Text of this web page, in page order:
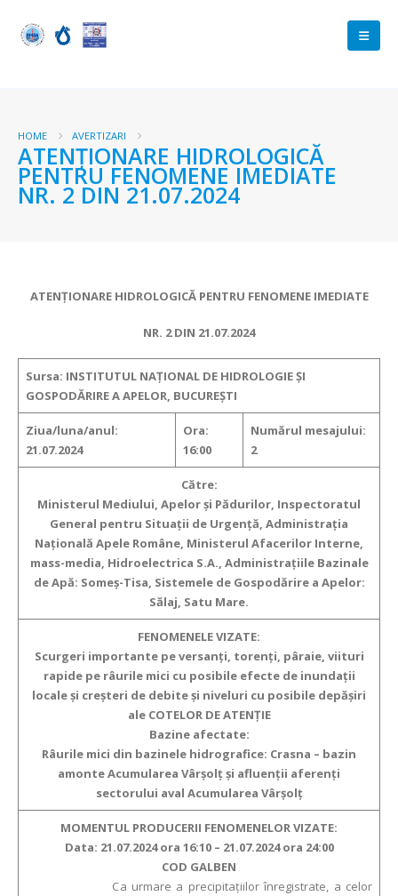
HOME AVERTIZARI
ATENŢIONARE HIDROLOGICĂ
PENTRU FENOMENE IMEDIATE
NR. 2 DIN 21.07.2024
ATENŢIONARE HIDROLOGICĂ PENTRU FENOMENE IMEDIATE
NR. 2 DIN 21.07.2024
Sursa: INSTITUTUL NAȚIONAL DE HIDROLOGIE ȘI
GOSPODĂRIRE A APELOR, BUCUREȘTI
Ziua/luna/anul:
21.07.2024
Ora:
16:00
Numărul mesajului:
2
Către:
Ministerul Mediului, Apelor şi Pădurilor, Inspectoratul
General pentru Situaţii de Urgenţă, Administraţia
Naţională Apele Române, Ministerul Afacerilor Interne,
mass-media, Hidroelectrica S.A., Administraţiile Bazinale
de Apă: Someș-Tisa, Sistemele de Gospodărire a Apelor:
Sălaj, Satu Mare.
FENOMENELE VIZATE:
Scurgeri importante pe versanţi, torenţi, pâraie, viituri
rapide pe râurile mici cu posibile efecte de inundaţii
locale şi creşteri de debite şi niveluri cu posibile depăşiri
ale COTELOR DE ATENŢIE
Bazine afectate:
Râurile mici din bazinele hidrografice: Crasna – bazin
amonte Acumularea Vârșolț și afluenții aferenți
sectorului aval Acumularea Vârșolț
MOMENTUL PRODUCERII FENOMENELOR VIZATE:
Data: 21.07.2024 ora 16:10 – 21.07.2024 ora 24:00
COD GALBEN
Ca urmare a precipitaţiilor înregistrate, a celor